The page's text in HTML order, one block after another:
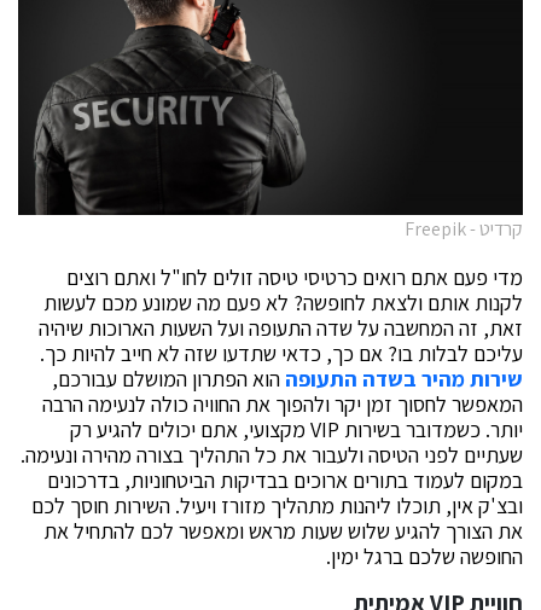
קרדיט - Freepik
מדי פעם אתם רואים כרטיסי טיסה זולים לחו"ל ואתם רוצים
לקנות אותם ולצאת לחופשה? לא פעם מה שמונע מכם לעשות
זאת, זה המחשבה על שדה התעופה ועל השעות הארוכות שיהיה
עליכם לבלות בו? אם כך, כדאי שתדעו שזה לא חייב להיות כך.
שירות מהיר בשדה התעופההוא הפתרון המושלם עבורכם,
המאפשר לחסוך זמן יקר ולהפוך את החוויה כולה לנעימה הרבה
יותר. כשמדובר בשירות VIP מקצועי, אתם יכולים להגיע רק
שעתיים לפני הטיסה ולעבור את כל התהליך בצורה מהירה ונעימה.
במקום לעמוד בתורים ארוכים בבדיקות הביטחוניות, בדרכונים
ובצ'ק אין, תוכלו ליהנות מתהליך מזורז ויעיל. השירות חוסך לכם
את הצורך להגיע שלוש שעות מראש ומאפשר לכם להתחיל את
החופשה שלכם ברגל ימין.
חוויית VIP אמיתית